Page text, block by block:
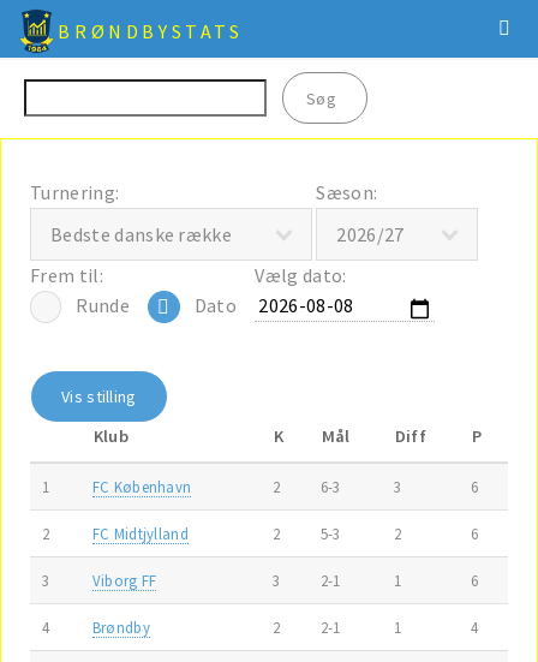
BRØNDBYSTATS
Turnering: Sæson:
Frem til:
Runde
Dato
Vælg dato:
Klub K Mål Diff P
1 FC København 2 6-3 3 6
2 FC Midtjylland 2 5-3 2 6
3 Viborg FF 3 2-1 1 6
4 Brøndby 2 2-1 1 4